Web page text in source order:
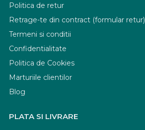
Politica de retur
Retrage-te din contract (formular retur)
Termeni si conditii
Confidentialitate
Politica de Cookies
Marturiile clientilor
Blog
PLATA SI LIVRARE